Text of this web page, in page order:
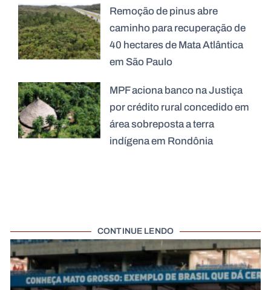
Remoção de pinus abre
caminho para recuperação de
40 hectares de Mata Atlântica
em São Paulo
MPF aciona banco na Justiça
por crédito rural concedido em
área sobreposta a terra
indígena em Rondônia
CONTINUE LENDO